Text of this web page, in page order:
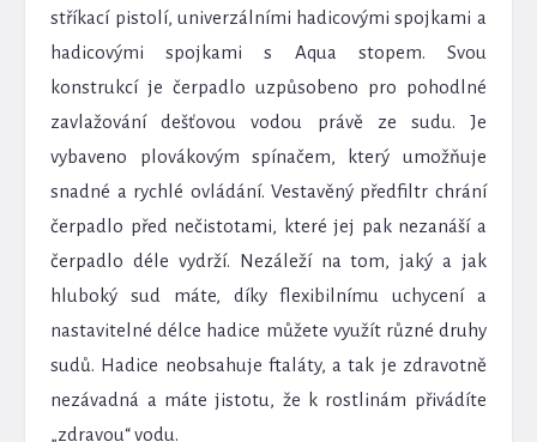
stříkací pistolí, univerzálními hadicovými spojkami a
hadicovými spojkami s Aqua stopem. Svou
konstrukcí je čerpadlo uzpůsobeno pro pohodlné
zavlažování dešťovou vodou právě ze sudu. Je
vybaveno plovákovým spínačem, který umožňuje
snadné a rychlé ovládání. Vestavěný předfiltr chrání
čerpadlo před nečistotami, které jej pak nezanáší a
čerpadlo déle vydrží. Nezáleží na tom, jaký a jak
hluboký sud máte, díky flexibilnímu uchycení a
nastavitelné délce hadice můžete využít různé druhy
sudů. Hadice neobsahuje ftaláty, a tak je zdravotně
nezávadná a máte jistotu, že k rostlinám přivádíte
„zdravou“ vodu.